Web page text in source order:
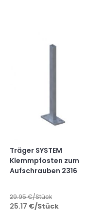
Träger SYSTEM
Klemmpfosten zum
Aufschrauben 2316
29.95€/Stück
25.17 €/Stück